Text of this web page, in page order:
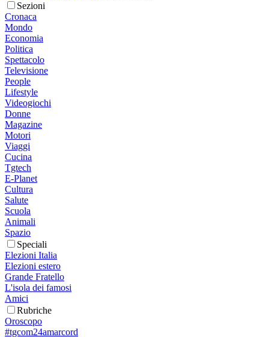
Sezioni
Cronaca
Mondo
Economia
Politica
Spettacolo
Televisione
People
Lifestyle
Videogiochi
Donne
Magazine
Motori
Viaggi
Cucina
Tgtech
E-Planet
Cultura
Salute
Scuola
Animali
Spazio
Speciali
Elezioni Italia
Elezioni estero
Grande Fratello
L'isola dei famosi
Amici
Rubriche
Oroscopo
#tgcom24amarcord